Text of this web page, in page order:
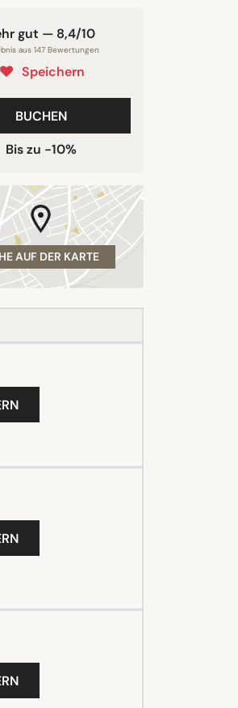
gut — 8,4/10
aus 147 Bewertungen
Speichern
BUCHEN
Bis zu -10%
AUF DER KARTE